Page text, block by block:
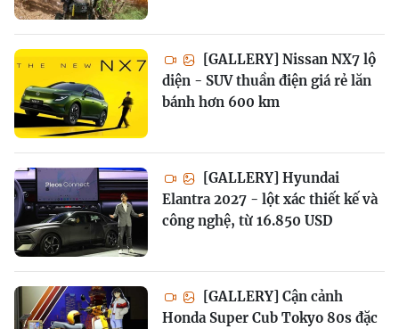
[GALLERY] Nissan NX7 lộ
diện - SUV thuần điện giá rẻ lăn
bánh hơn 600 km
[GALLERY] Hyundai
Elantra 2027 - lột xác thiết kế và
công nghệ, từ 16.850 USD
[GALLERY] Cận cảnh
Honda Super Cub Tokyo 80s đặc